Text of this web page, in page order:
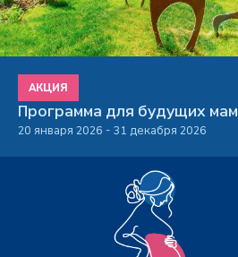
АКЦИЯ
Программа для будущих мам
20 января 2026 - 31 декабря 2026